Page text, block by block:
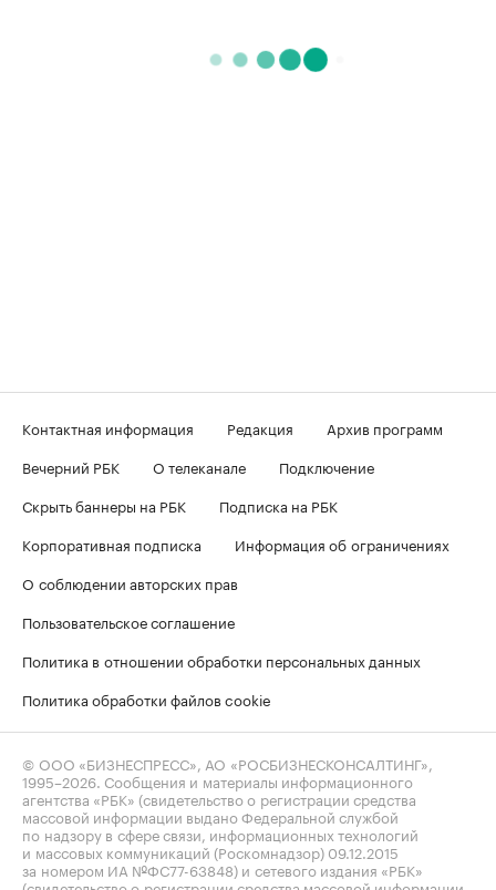
Контактная информация Редакция
Архив программ
Вечерний РБК
О телеканале
Подключение
Скрыть баннеры на РБК
Подписка на РБК
Корпоративная подписка
Информация об ограничениях
О соблюдении авторских прав
Пользовательское соглашение
Политика в отношении обработки персональных данных
Политика обработки файлов cookie
© ООО «БИЗНЕСПРЕСС», АО «РОСБИЗНЕСКОНСАЛТИНГ»,
1995–2026 . Сообщения и материалы информационного
агентства «РБК» (свидетельство о регистрации средства
массовой информации выдано Федеральной службой
по надзору в сфере связи, информационных технологий
и массовых коммуникаций (Роскомнадзор) 09.12.2015
за номером ИА №ФС77-63848) и сетевого издания «РБК»